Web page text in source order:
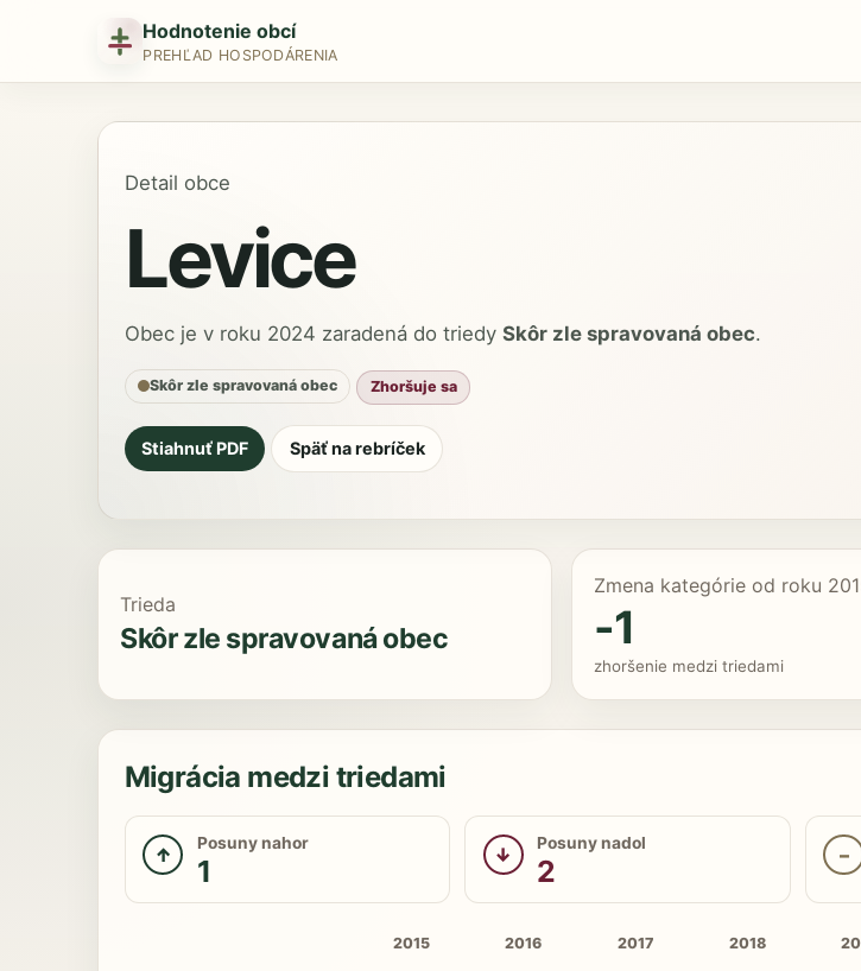
Hodnotenie obcí
PREHĽAD HOSPODÁRENIA
Detail obce
Levice
Obec je v roku 2024 zaradená do triedy Skôr zle spravovaná obec.
Skôr zle spravovaná obec Zhoršuje sa
Stiahnuť PDF Späť na rebríček
Trieda
Skôr zle spravovaná obec
Zmena kategórie od roku
-1
zhoršenie medzi triedami
Migrácia medzi triedami
↑ Posuny nahor
1 ↓ Posuny nadol
2 –
2015 2016 2017 2018